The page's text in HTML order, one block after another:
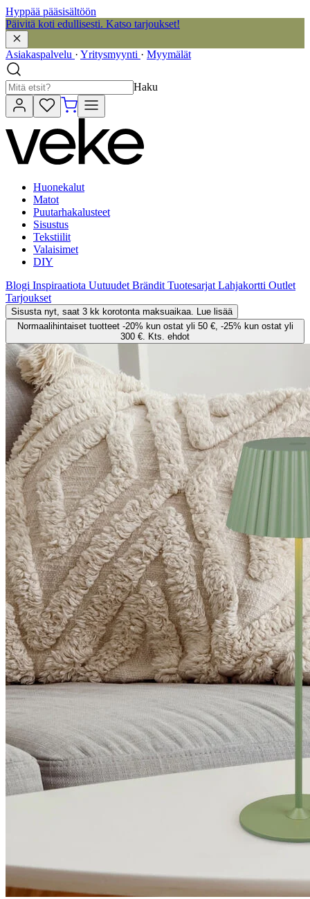
Hyppää pääsisältöön
Päivitä koti edullisesti. Katso tarjoukset!
Asiakaspalvelu · Yritysmyynti · Myymälät
Haku
Huonekalut
Matot
Puutarhakalusteet
Sisustus
Tekstiilit
Valaisimet
DIY
Blogi Inspiraatiota Uutuudet Brändit Tuotesarjat Lahjakortti Outlet
Tarjoukset
Sisusta nyt, saat 3 kk korotonta maksuaikaa. Lue lisää
Normaalihintaiset tuotteet -20% kun ostat yli 50 €, -25% kun ostat yli
300 €. Kts. ehdot